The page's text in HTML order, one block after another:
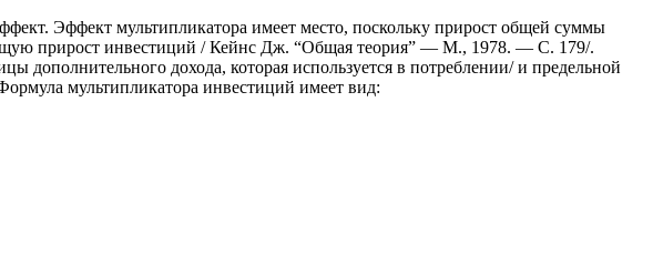
Эффект мультипликатора имеет место, поскольку прирост общей суммы
прирост инвестиций / Кейнс Дж. “Общая теория” — М., 1978. — С. 179/.
дополнительного дохода, которая используется в потреблении/ и предельной
мультипликатора инвестиций имеет вид: